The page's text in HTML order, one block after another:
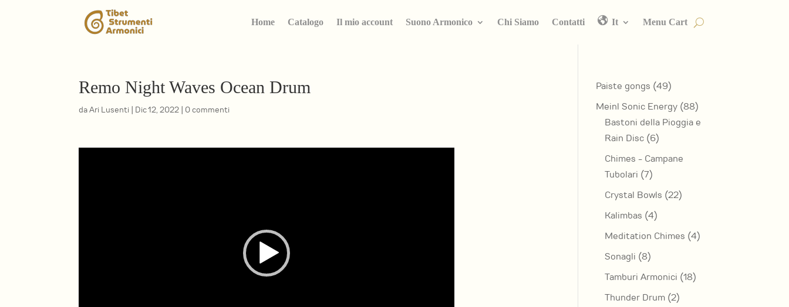
Home Catalogo Il mio account Suono Armonico Chi Siamo Contatti It Menu Cart
Remo Night Waves Ocean Drum
daAri Lusenti | Dic 12, 2022 | 0 commenti
Paiste gongs 4949
prodotti
Meinl Sonic Energy 8888
prodotti
Bastoni della Pioggia e
Rain Disc 66
Chimes - Campane
Tubolari 77
prodotti
Crystal Bowls 2222
Kalimbas 44
prodotti
Meditation Chimes 44
Sonagli 88
prodotti
Tamburi Armonici 1818
Thunder Drum 22